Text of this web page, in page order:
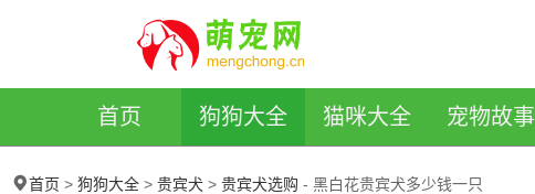
首页 狗狗大全 猫咪大全 宠物故事
首页 > 狗狗大全 > 贵宾犬 > 贵宾犬选购 - 黑白花贵宾犬多少钱一只